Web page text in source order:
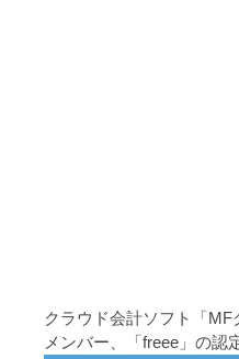
クラウド会計ソフト「
メンバー、「freee」の認